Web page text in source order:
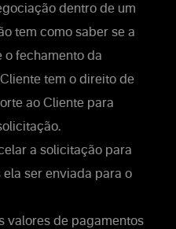
dentro de um
tem como saber se a
o fechamento da
tem o direito de
ao Cliente para
a solicitação para
ser enviada para o
valores de pagamentos